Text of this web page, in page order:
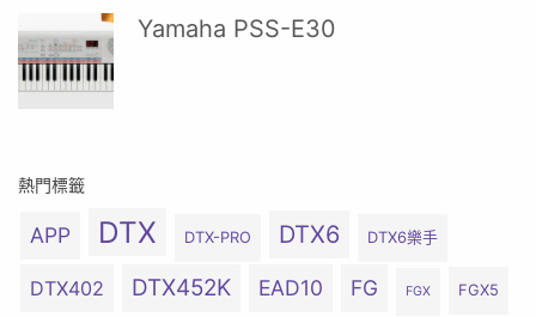
Yamaha PSS-E30
熱門標籤
APP DTX DTX-PRO DTX6 DTX6樂手
DTX402 DTX452K EAD10 FG FGX FGX5